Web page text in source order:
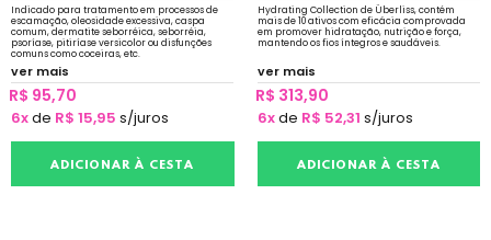
Indicado para tratamento em processos de
escamação, oleosidade excessiva, caspa
comum, dermatite seborréica, seborréia,
psoríase, pitiríase versicolor ou disfunções
comuns como coceiras, etc.
ver mais
R$ 95,70
6xde R$ 15,95 s/juros
ADICIONAR À CESTA
Hydrating Collection de Überliss, contém
mais de 10 ativos com eficácia comprovada
em promover hidratação, nutrição e força,
mantendo os fios íntegros e saudáveis.
ver mais
R$ 313,90
6xde R$ 52,31 s/juros
ADICIONAR À CESTA